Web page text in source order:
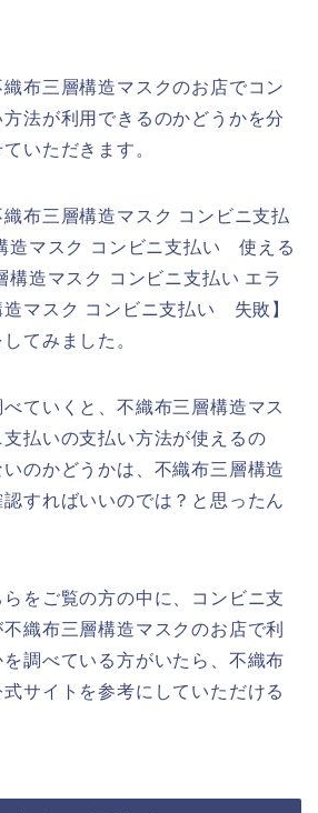
布三層構造マスクのお店でコン
法が利用できるのかどうかを分
いただきます。
布三層構造マスク コンビニ支払
造マスク コンビニ支払い 使える
構造マスク コンビニ支払い エラ
造マスク コンビニ支払い 失敗】
てみました。
ていくと、不織布三層構造マス
払いの支払い方法が使えるの
のかどうかは、不織布三層構造
すればいいのでは？と思ったん
をご覧の方の中に、コンビニ支
織布三層構造マスクのお店で利
調べている方がいたら、不織布
サイトを参考にしていただける